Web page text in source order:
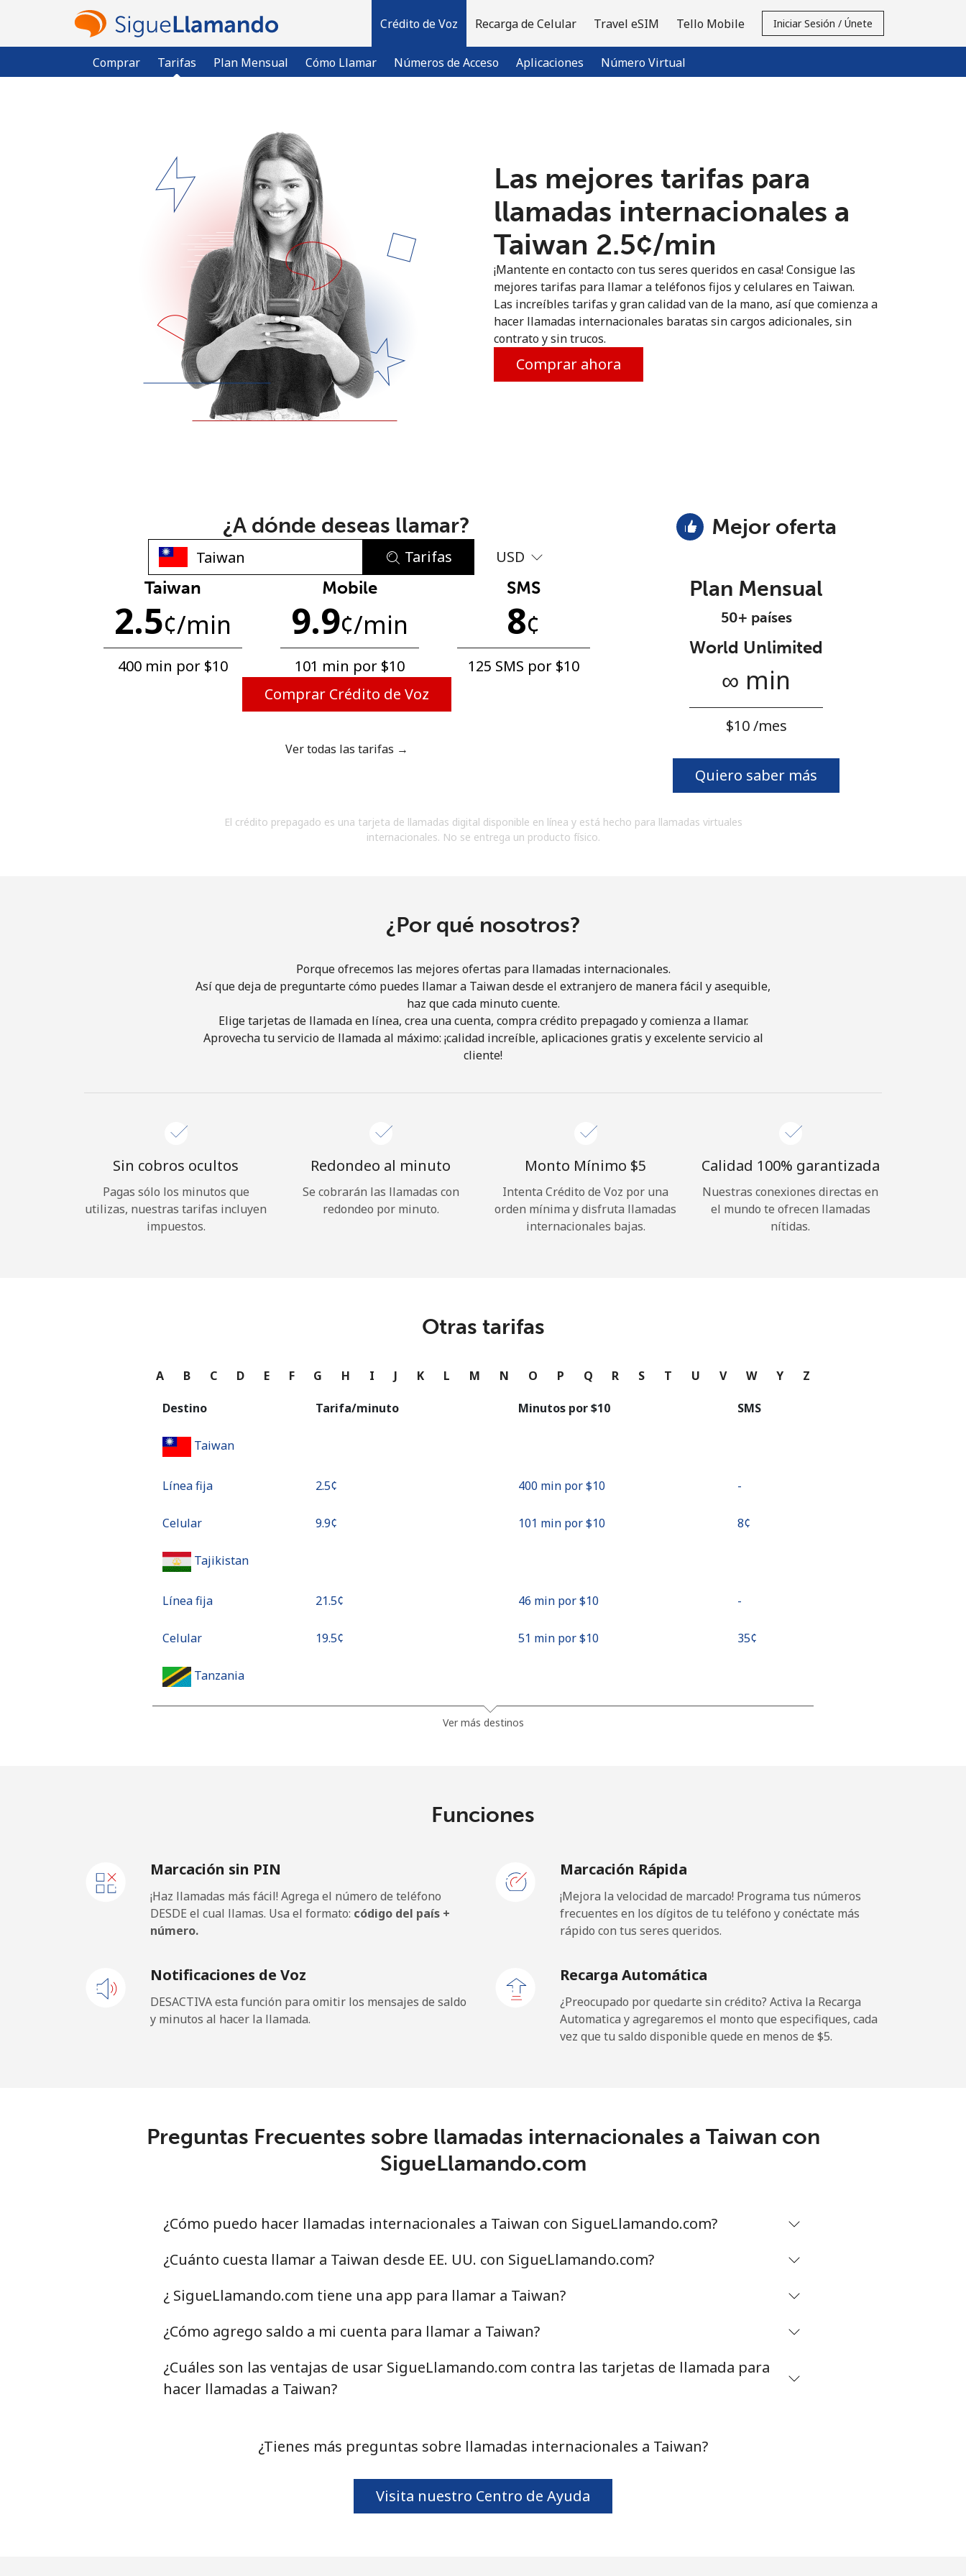
Crédito de Voz
Comprar Tarifas Plan Mensual Cómo Llamar Números de Acceso Aplicaciones Número Virtual
Recarga de Celular Travel eSIM Tello Mobile Iniciar Sesión / Únete
Inicia sesión →
Regístrate con
No se ha creado una contraseña
Mínimo 8 caracteres
Una letra mayúscula y una minúscula
Un número
Un caracter especial
Al abrir una cuenta en este sitio web, estoy de
¡Hola!
Inicia sesión oREGÍSTRATE →
¿Olvidaste tu contraseña? →
Continuar con
Las mejores tarifas para
llamadas internacionales a
Taiwan ⁦2.5¢⁩/min
¡Mantente en contacto con tus seres queridos en casa! Consigue las
mejores tarifas para llamar a teléfonos fijos y celulares en Taiwan.
Las increíbles tarifas y gran calidad van de la mano, así que comienza a
hacer llamadas internacionales baratas sin cargos adicionales, sin
contrato y sin trucos.
Comprar ahora
¿A dónde deseas llamar?
Tarifas USD
Taiwan
2.5¢/min
400 min por ⁦$10⁩
Mobile
9.9¢/min
101 min por ⁦$10⁩
SMS
8¢
125 SMS por ⁦$10⁩
Comprar Crédito de Voz
Ver todas las tarifas →
Mejor oferta
Plan Mensual
50+ países
World Unlimited
∞ min
⁦$10⁩ /mes
Quiero saber más
El crédito prepagado es una tarjeta de llamadas digital disponible en línea y está hecho para llamadas virtuales
internacionales. No se entrega un producto físico.
¿Por qué nosotros?
Porque ofrecemos las mejores ofertas para llamadas internacionales.
Así que deja de preguntarte cómo puedes llamar a Taiwan desde el extranjero de manera fácil y asequible,
haz que cada minuto cuente.
Elige tarjetas de llamada en línea, crea una cuenta, compra crédito prepagado y comienza a llamar.
Aprovecha tu servicio de llamada al máximo: ¡calidad increíble, aplicaciones gratis y excelente servicio al
cliente!
Sin cobros ocultos
Pagas sólo los minutos que
utilizas, nuestras tarifas incluyen
impuestos.
Redondeo al minuto
Se cobrarán las llamadas con
redondeo por minuto.
Monto Mínimo ⁦$5⁩
Intenta Crédito de Voz por una
orden mínima y disfruta llamadas
internacionales bajas.
Calidad 100% garantizada
Nuestras conexiones directas en
el mundo te ofrecen llamadas
nítidas.
Otras tarifas
A B C D E F G H I J K L M N O P Q R S T U V W Y Z
Destino Tarifa/minuto Minutos por ⁦$10⁩ SMS
Taiwan
Línea fija ⁦2.5¢⁩ 400 min por ⁦$10⁩ -
Celular ⁦9.9¢⁩ 101 min por ⁦$10⁩ ⁦8¢⁩
Tajikistan
Línea fija ⁦21.5¢⁩ 46 min por ⁦$10⁩ -
Celular ⁦19.5¢⁩ 51 min por ⁦$10⁩ ⁦35¢⁩
Tanzania
Celular 384 min por ⁦$10⁩
Togo
Celular 37 min por ⁦$10⁩
Tokelau
Línea fija ⁦102.5¢⁩ 9 min por ⁦$10⁩ -
9 min por ⁦$10⁩
Línea fija ⁦5.1¢⁩ 196 min por ⁦$10⁩
Celular ⁦15.5¢⁩ 64 min por ⁦$10⁩
Tunisia
Línea fija ⁦76.5¢⁩ 13 min por ⁦$10⁩ -
322 min por ⁦$10⁩
Ver más destinos
Funciones
Marcación sin PIN
¡Haz llamadas más fácil! Agrega el número de teléfono
DESDE el cual llamas. Usa el formato: código del país +
número.
Marcación Rápida
¡Mejora la velocidad de marcado! Programa tus números
frecuentes en los dígitos de tu teléfono y conéctate más
rápido con tus seres queridos.
Notificaciones de Voz
DESACTIVA esta función para omitir los mensajes de saldo
y minutos al hacer la llamada.
Recarga Automática
¿Preocupado por quedarte sin crédito? Activa la Recarga
Automatica y agregaremos el monto que especifiques, cada
vez que tu saldo disponible quede en menos de ⁦$5⁩.
Preguntas Frecuentes sobre llamadas internacionales a Taiwan con
SigueLlamando.com
¿Cómo puedo hacer llamadas internacionales a Taiwan con SigueLlamando.com?
¿Cuánto cuesta llamar a Taiwan desde EE. UU. con SigueLlamando.com?
¿ SigueLlamando.com tiene una app para llamar a Taiwan?
¿Cómo agrego saldo a mi cuenta para llamar a Taiwan?
¿Cuáles son las ventajas de usar SigueLlamando.com contra las tarjetas de llamada para
hacer llamadas a Taiwan?
¿Tienes más preguntas sobre llamadas internacionales a Taiwan?
Visita nuestro Centro de Ayuda